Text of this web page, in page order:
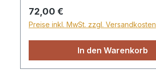
Versand ins Ausland beträgt der
Sperrgutzuschlag 30€.
Regulärer Preis:
72,00 €
Preise inkl. MwSt. zzgl. Versandkosten
In den Warenkorb